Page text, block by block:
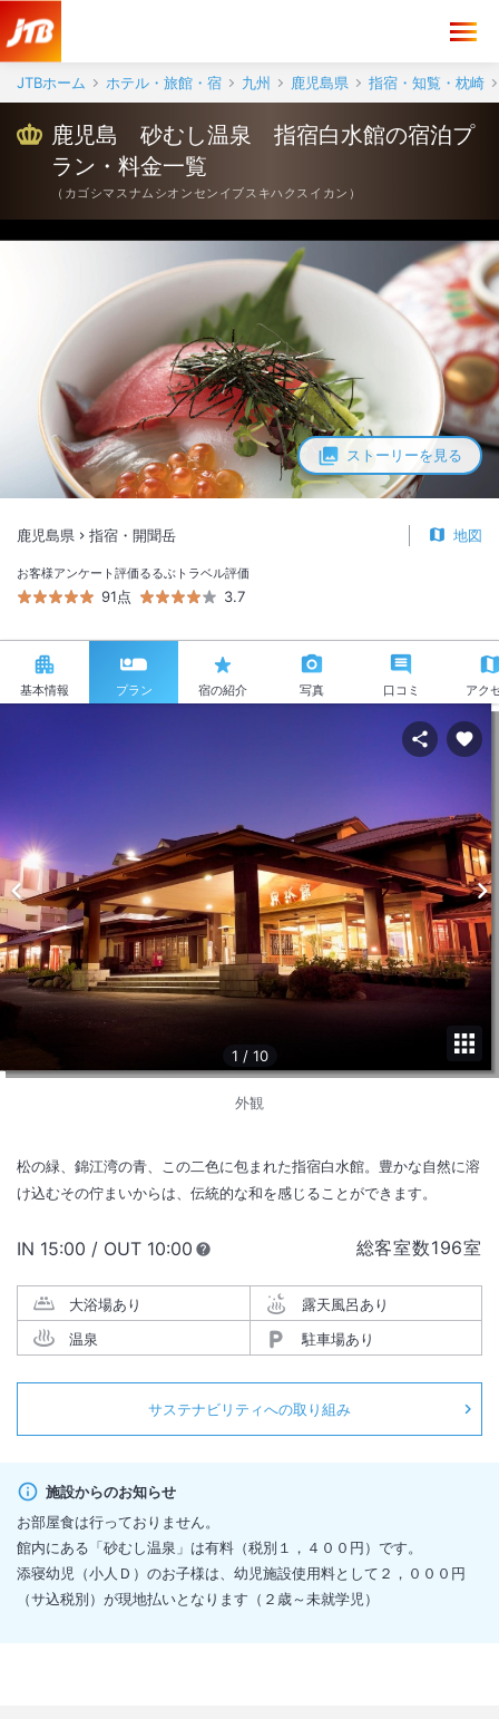
JTBホーム ホテル・旅館・宿 九州 鹿児島県 指宿・知覧・枕崎
ストーリーを見る
鹿児島 砂むし温泉 指宿白水館の宿泊プ
ラン・料金一覧
（ カゴシマスナムシオンセンイブスキハクスイカン ）
鹿児島県 指宿・開聞岳 地図
お客様アンケート評価
91点
るるぶトラベル評価
3.7
基本情報 プラン 宿の紹介 写真 口コミ アク
1 / 10
外観
松の緑、錦江湾の青、この二色に包まれた指宿白水館。豊かな自然に溶
け込むその佇まいからは、伝統的な和を感じることができます。
総客室数196室
IN チェックイン
15:00 / OUT チェックアウト
10:00
大浴場あり
露天風呂あり
温泉
駐車場あり
サステナビリティへの取り組み
施設からのお知らせ
お部屋食は行っておりません。
館内にある「砂むし温泉」は有料（税別１，４００円）です。
添寝幼児（小人Ｄ）のお子様は、幼児施設使用料として２，０００円
（サ込税別）が現地払いとなります（２歳～未就学児）